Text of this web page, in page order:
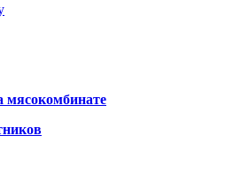
мясокомбинате